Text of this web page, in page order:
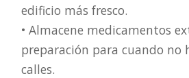
edificio más fresco.
• Almacene medicamentos
preparación para cuando no
calles.